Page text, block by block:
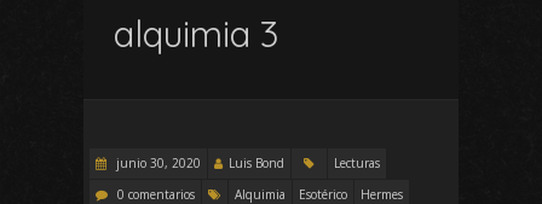
alquimia 3
junio 30, 2020 Luis Bond
Lecturas
0 comentarios
Alquimia Esotérico
Hermes